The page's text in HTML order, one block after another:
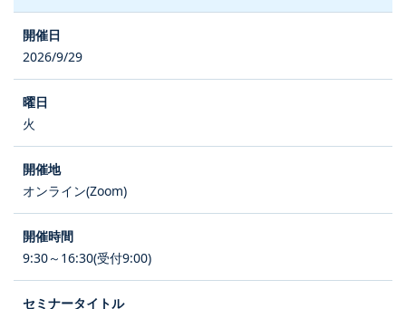
2026/9/29
火
オンライン(Zoom)
9:30～16:30(受付9:00)